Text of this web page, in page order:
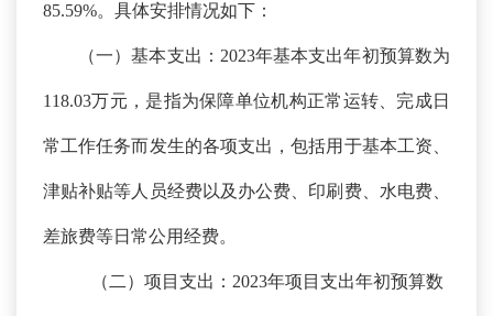
85.59%。具体安排情况如下：
（一）基本支出： 2023年基本支出年初预算数为
118.03万元，是指为保障单位机构正常运转、完成日
常工作任务而发生的各项支出，包括用于基本工资、
津贴补贴等人员经费以及办公费、印刷费、水电费、
差旅费等日常公用经费。
（二）项目支出： 2023年项目支出年初预算数